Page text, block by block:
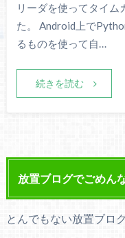
リーダを使ってタイム
た。 Android上で
るものを使って自…
続きを読む
放置ブログでごめん
とんでもない放置ブロ